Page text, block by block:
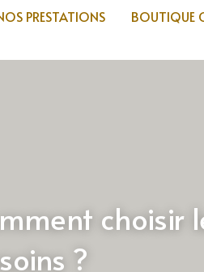
PRESTATIONS BOUTIQUE
PRESTATIONS BOUTIQUE
choisir
?